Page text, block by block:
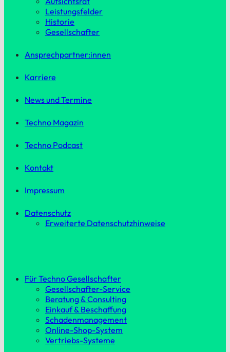
Leistungsfelder
Historie
Gesellschafter
Ansprechpartner:innen
Karriere
News und Termine
Techno Magazin
Techno Podcast
Kontakt
Impressum
Datenschutz
Erweiterte Datenschutzhinweise
Für Techno Gesellschafter
Gesellschafter-Service
Beratung & Consulting
Einkauf & Beschaffung
Schadenmanagement
Online-Shop-System
Vertriebs-Systeme